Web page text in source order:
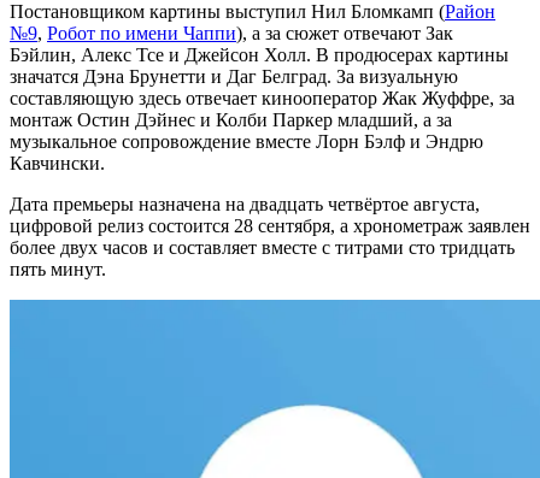
Постановщиком картины выступил Нил Бломкамп (Район
№9, Робот по имени Чаппи), а за сюжет отвечают Зак
Бэйлин, Алекс Тсе и Джейсон Холл. В продюсерах картины
значатся Дэна Брунетти и Даг Белград. За визуальную
составляющую здесь отвечает кинооператор Жак Жуффре, за
монтаж Остин Дэйнес и Колби Паркер младший, а за
музыкальное сопровождение вместе Лорн Бэлф и Эндрю
Кавчински.
Дата премьеры назначена на двадцать четвёртое августа,
цифровой релиз состоится 28 сентября, а хронометраж заявлен
более двух часов и составляет вместе с титрами сто тридцать
пять минут.